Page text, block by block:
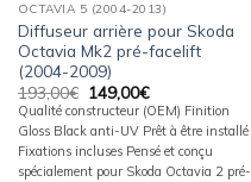
OCTAVIA 5 (2004-2013)
Diffuseur arrière pour Skoda
Octavia Mk2 pré-facelift
(2004-2009)
193,00€ Le
prix
initial
était :
193,00€.
149,00€Le
prix
actuel
est :
149,00€.
Qualité constructeur (OEM) Finition
Gloss Black anti-UV Prêt à être installé
Fixations incluses Pensé et conçu
spécialement pour Skoda Octavia 2 pré-